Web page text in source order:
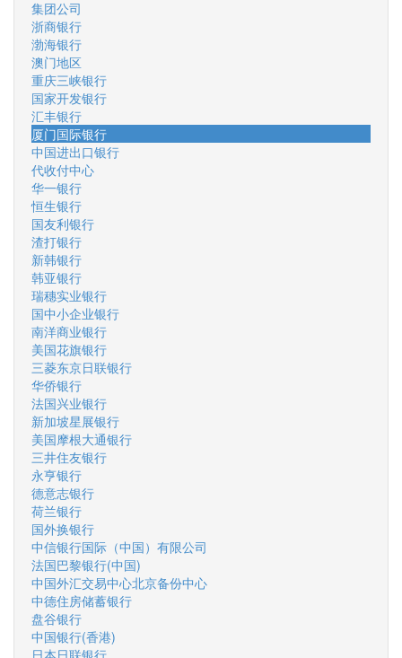
集团公司
浙商银行
渤海银行
澳门地区
重庆三峡银行
国家开发银行
汇丰银行
厦门国际银行
中国进出口银行
代收付中心
华一银行
恒生银行
国友利银行
渣打银行
新韩银行
韩亚银行
瑞穗实业银行
国中小企业银行
南洋商业银行
美国花旗银行
三菱东京日联银行
华侨银行
法国兴业银行
新加坡星展银行
美国摩根大通银行
三井住友银行
永亨银行
德意志银行
荷兰银行
国外换银行
中信银行国际（中国）有限公司
法国巴黎银行(中国)
中国外汇交易中心北京备份中心
中德住房储蓄银行
盘谷银行
中国银行(香港)
日本日联银行